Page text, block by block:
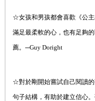
☆女孩和男孩都會喜歡《公
滿足最柔軟的心，也有足夠
薦。─Guy Doright
☆對於剛開始嘗試自己閱讀
句子結構，有助於建立信心